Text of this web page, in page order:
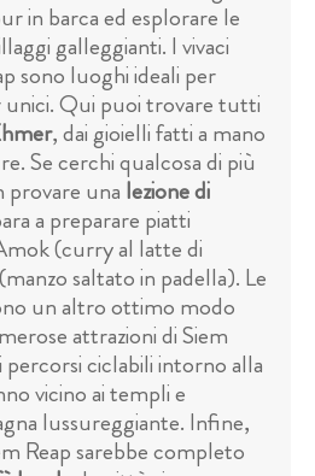
in barca ed esplorare le
galleggianti. I vivaci
sono luoghi ideali per
unici. Qui puoi trovare tutti
, dai gioielli fatti a mano
Se cerchi qualcosa di più
una lezione di
a preparare piatti
(curry al latte di
saltato in padella). Le
un altro ottimo modo
attrazioni di Siem
ciclabili intorno alla
vicino ai templi e
lussureggiante. Infine,
Reap sarebbe completo